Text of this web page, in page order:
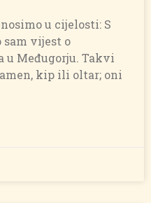
u cijelosti: S
sam vijest o
u Međugorju. Takvi
kip ili oltar; oni